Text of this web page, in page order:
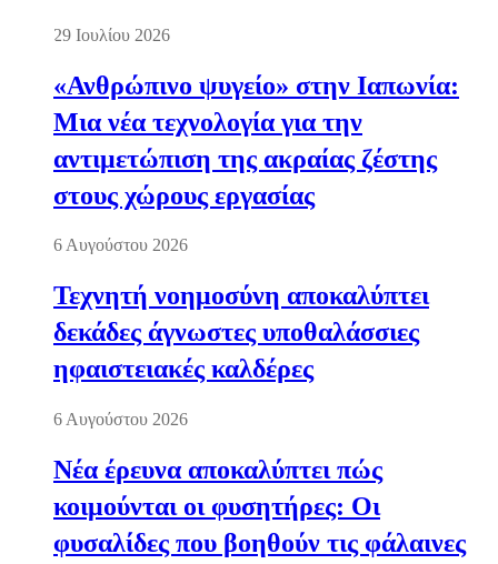
29 Ιουλίου 2026
«Ανθρώπινο ψυγείο» στην Ιαπωνία:
Μια νέα τεχνολογία για την
αντιμετώπιση της ακραίας ζέστης
στους χώρους εργασίας
6 Αυγούστου 2026
Τεχνητή νοημοσύνη αποκαλύπτει
δεκάδες άγνωστες υποθαλάσσιες
ηφαιστειακές καλδέρες
6 Αυγούστου 2026
Νέα έρευνα αποκαλύπτει πώς
κοιμούνται οι φυσητήρες: Οι
φυσαλίδες που βοηθούν τις φάλαινες